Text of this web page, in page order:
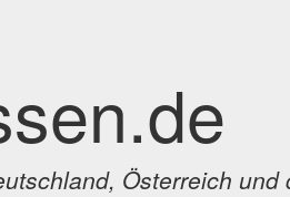
Österreich und